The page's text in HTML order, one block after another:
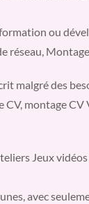
ou
malgré des
montage
Jeux
avec